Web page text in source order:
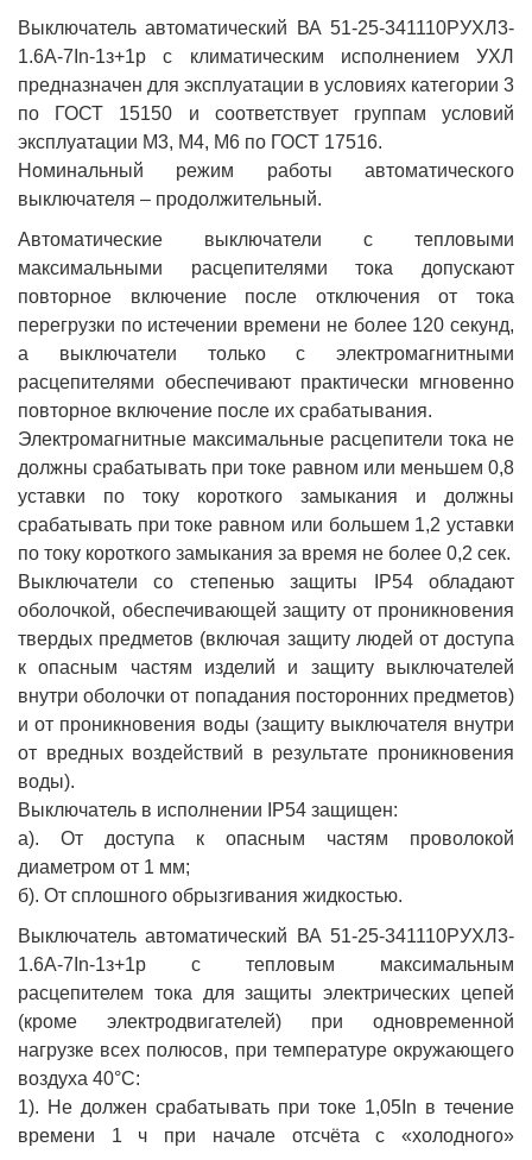
Выключатель автоматический ВА 51-25-341110РУХЛ3-
1.6А-7In-1з+1р с климатическим исполнением УХЛ
предназначен для эксплуатации в условиях категории 3
по ГОСТ 15150 и соответствует группам условий
эксплуатации М3, М4, М6 по ГОСТ 17516.
Номинальный режим работы автоматического
выключателя – продолжительный.
Автоматические выключатели с тепловыми
максимальными расцепителями тока допускают
повторное включение после отключения от тока
перегрузки по истечении времени не более 120 секунд,
а выключатели только с электромагнитными
расцепителями обеспечивают практически мгновенно
повторное включение после их срабатывания.
Электромагнитные максимальные расцепители тока не
должны срабатывать при токе равном или меньшем 0,8
уставки по току короткого замыкания и должны
срабатывать при токе равном или большем 1,2 уставки
по току короткого замыкания за время не более 0,2 сек.
Выключатели со степенью защиты IP54 обладают
оболочкой, обеспечивающей защиту от проникновения
твердых предметов (включая защиту людей от доступа
к опасным частям изделий и защиту выключателей
внутри оболочки от попадания посторонних предметов)
и от проникновения воды (защиту выключателя внутри
от вредных воздействий в результате проникновения
воды).
Выключатель в исполнении IP54 защищен:
а). От доступа к опасным частям проволокой
диаметром от 1 мм;
б). От сплошного обрызгивания жидкостью.
Выключатель автоматический ВА 51-25-341110РУХЛ3-
1.6А-7In-1з+1р с тепловым максимальным
расцепителем тока для защиты электрических цепей
(кроме электродвигателей) при одновременной
нагрузке всех полюсов, при температуре окружающего
воздуха 40°С:
1). Не должен срабатывать при токе 1,05In в течение
времени 1 ч при начале отсчёта с «холодного»